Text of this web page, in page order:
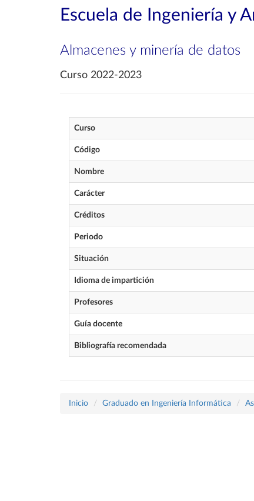
Escuela de Ingeniería y
Almacenes y minería de datos
Curso 2022-2023
Curso
Código
Nombre
Carácter
Créditos
Periodo
Situación
Idioma de impartición
Profesores
Guía docente
Bibliografía recomendada
Inicio Graduado en Ingeniería Informática